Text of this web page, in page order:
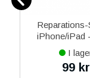
iPhone/iPad
I
99 kr